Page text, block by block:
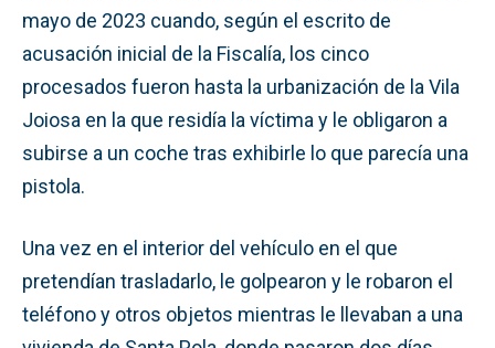
mayo de 2023 cuando, según el escrito de
acusación inicial de la Fiscalía, los cinco
procesados fueron hasta la urbanización de la Vila
Joiosa en la que residía la víctima y le obligaron a
subirse a un coche tras exhibirle lo que parecía una
pistola.
Una vez en el interior del vehículo en el que
pretendían trasladarlo, le golpearon y le robaron el
teléfono y otros objetos mientras le llevaban a una